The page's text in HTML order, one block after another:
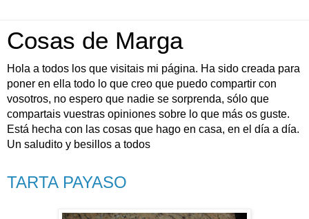
Cosas de Marga
Hola a todos los que visitais mi página. Ha sido creada para
poner en ella todo lo que creo que puedo compartir con
vosotros, no espero que nadie se sorprenda, sólo que
compartais vuestras opiniones sobre lo que más os guste.
Está hecha con las cosas que hago en casa, en el día a día.
Un saludito y besillos a todos
TARTA PAYASO